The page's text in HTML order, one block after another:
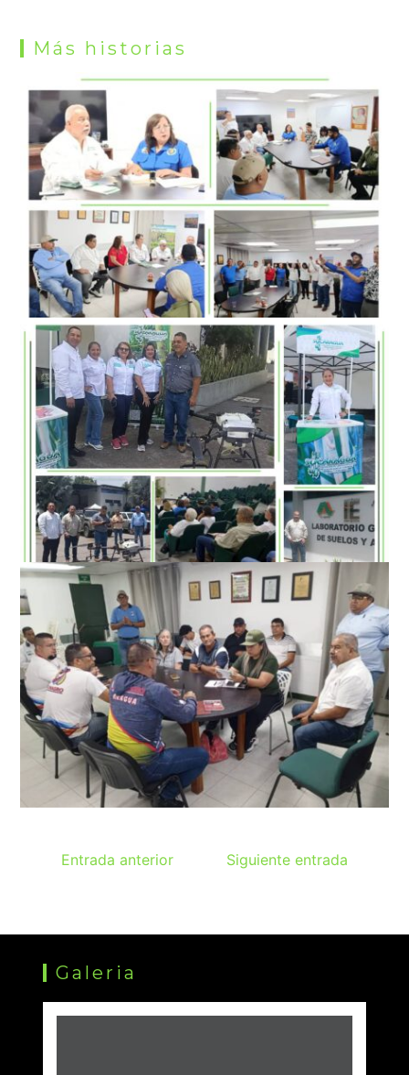
Más historias
Entrada anterior Siguiente entrada
Galeria